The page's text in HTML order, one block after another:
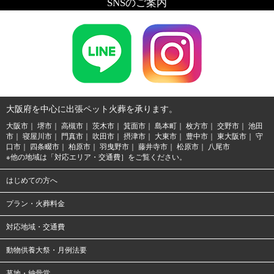
SNSのご案内
大阪府を中心に出張ペット火葬を承ります。
大阪市 堺市 高槻市 茨木市 箕面市 島本町 枚方市 交野市
池田
市
寝屋川市 門真市 吹田市 摂津市 大東市 豊中市 東大阪市
守
口市
四条畷市 柏原市 羽曳野市 藤井寺市 松原市
八尾市
※他の地域は「対応エリア・交通費］をご覧ください。
はじめての方へ
プラン・火葬料金
対応地域・交通費
動物供養大祭・月例法要